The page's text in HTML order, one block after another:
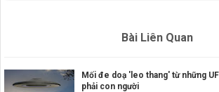
Bài Liên Quan
Mối đe doạ 'leo thang' từ những
phải con người